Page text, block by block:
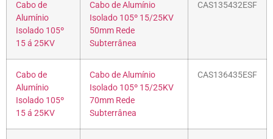
Cabo de
Alumínio
Isolado 105º
15 á 25KV
Cabo de Alumínio
Isolado 105º 15/25KV
50mm Rede
Subterrânea
CAS135432ESF
Cabo de
Alumínio
Isolado 105º
15 á 25KV
Cabo de Alumínio
Isolado 105º 15/25KV
70mm Rede
Subterrânea
CAS136435ESF